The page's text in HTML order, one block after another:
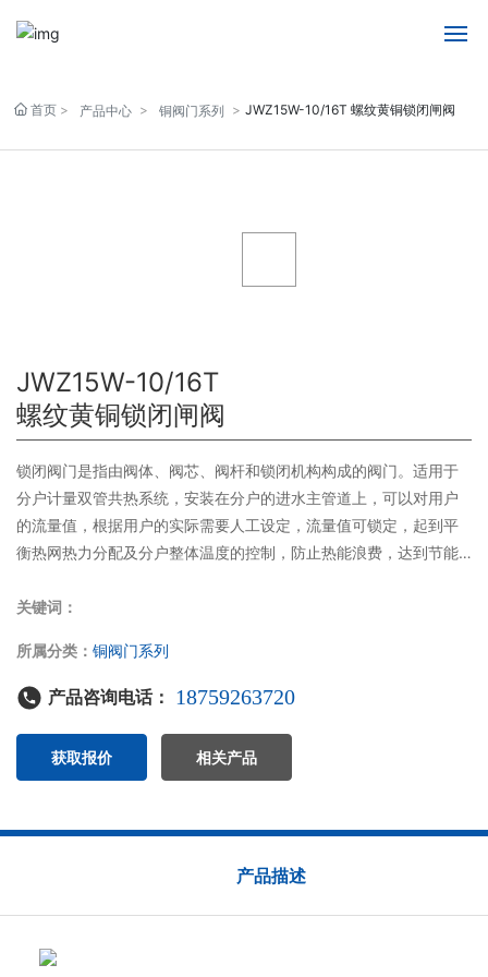
走进科阀
首页 产品中心 铜阀门系列 JWZ15W-10/16T 螺纹黄铜锁闭闸阀
JWZ15W-10/16T
螺纹黄铜锁闭闸阀
锁闭阀门是指由阀体、阀芯、阀杆和锁闭机构构成的阀门。适用于
分户计量双管共热系统，安装在分户的进水主管道上，可以对用户
的流量值，根据用户的实际需要人工设定，流量值可锁定，起到平
衡热网热力分配及分户整体温度的控制，防止热能浪费，达到节能
热水，起到了节能的作用，而且锁闭阀的开启必须用钥匙才可以，
现。
关键词：
所属分类： 铜阀门系列
产品咨询电话： 18759263720
获取报价 相关产品
产品描述